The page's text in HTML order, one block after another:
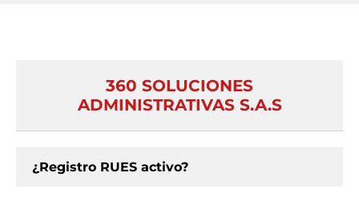
360 SOLUCIONES
ADMINISTRATIVAS S.A.S
¿Registro RUES activo?